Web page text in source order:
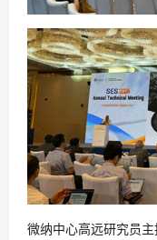
微纳中心高远研究员